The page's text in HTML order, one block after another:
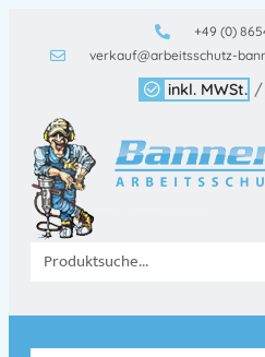
+49 (0)
verkauf@arbeitsschutz-
inkl. MWSt. /